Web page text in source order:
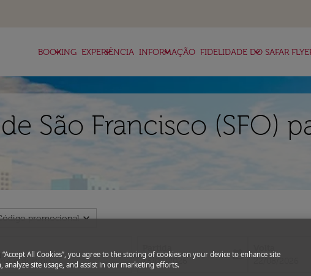
BOOKING
keyboard_arrow_down EXPERIÊNCIA
keyboard_arrow_down INFORMAÇÃO
keyboard_arrow_down FIDELIDADE DO SAFAR
keyboard_arrow_down
São Francisco (SFO)
promocionalexpand_more
fc-booking-departure-date-aria-label
15/08/2026
today
fc-booking-
“Accept All Cookies”, you agree to the storing of cookies on your device to enhance site
analyze site usage, and assist in our marketing efforts.